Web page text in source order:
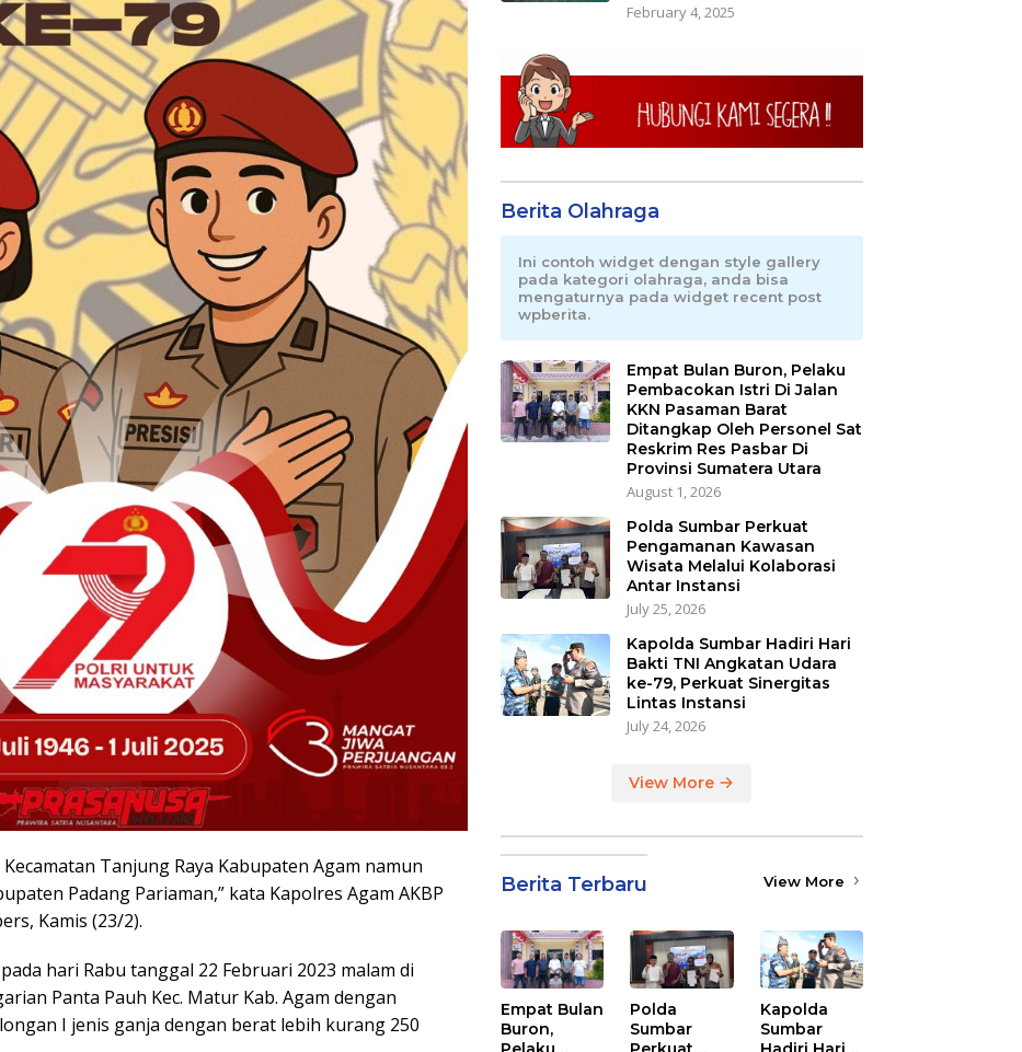
Tanjung Raya Kabupaten Agam namun
Padang Pariaman,” kata Kapolres Agam AKBP
Kamis (23/2).
hari Rabu tanggal 22 Februari 2023 malam di
Panta Pauh Kec. Matur Kab. Agam dengan
I jenis ganja dengan berat lebih kurang 250
February 4, 2025
Berita Olahraga
Ini contoh widget dengan style gallery
pada kategori olahraga, anda bisa
mengaturnya pada widget recent post
wpberita.
Empat Bulan Buron, Pelaku
Pembacokan Istri Di Jalan
KKN Pasaman Barat
Ditangkap Oleh Personel Sat
Reskrim Res Pasbar Di
Provinsi Sumatera Utara
August 1, 2026
Polda Sumbar Perkuat
Pengamanan Kawasan
Wisata Melalui Kolaborasi
Antar Instansi
July 25, 2026
Kapolda Sumbar Hadiri Hari
Bakti TNI Angkatan Udara
ke-79, Perkuat Sinergitas
Lintas Instansi
July 24, 2026
View More
Berita Terbaru View More
Empat Bulan
Buron,
Polda
Sumbar
Kapolda
Sumbar